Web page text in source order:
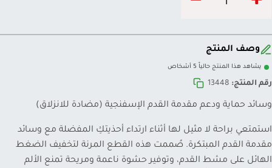
وصف المنتج
يشاهد هذا المنتج حالياً 5 أشخاص
رقم المنتج: 13448
وسائد حماية ودعم مقدمة القدم الإسفنجية (مضادة للانزلاق)
استمتعي براحة لا مثيل لها أثناء ارتداء أحذيتكِ المفضلة مع وسائد
مقدمة القدم المبتكرة. صُممت هذه القطع المرنة لتخفيف الضغط
الهائل على مشط القدم، وتوفير حشوة ناعمة ومريحة تمنع الألم